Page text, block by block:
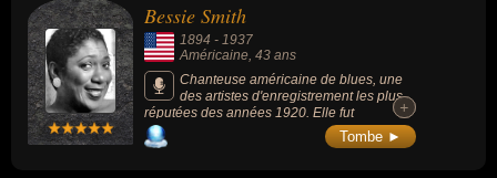
Bessie Smith
1894 - 1937
Américaine, 43 ans
Chanteuse américaine de blues, une
des artistes d'enregistrement les plus
réputées des années 1920. Elle fut
surnommée l'Impératrice du Blues.
+
+
Tombe ►